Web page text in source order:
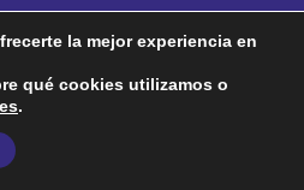
legal
de privacidad
de cookies
la mejor experiencia en
qué cookies utilizamos o
.